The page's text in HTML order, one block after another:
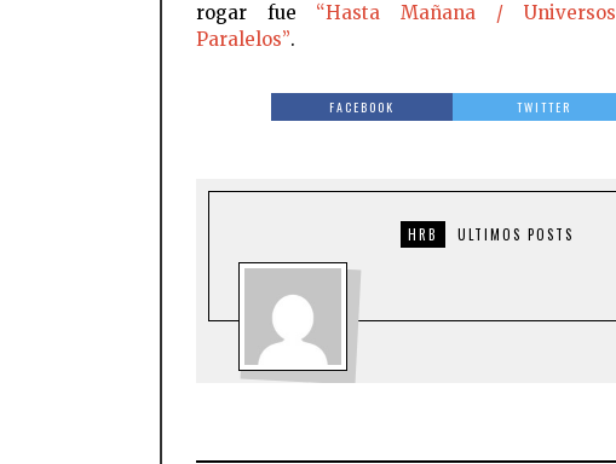
rogar fue “Hasta Mañana / Universos
Paralelos”.
FACEBOOK TWITTER
HRB ULTIMOS POSTS